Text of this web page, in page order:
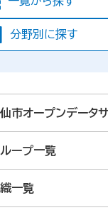
分野別に探す
市オープンデータ
ープ一覧
一覧
見つか
5歳階級）別配